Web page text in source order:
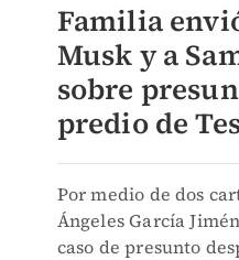
Familia
Musk y a
sobre
predio de
Por medio de dos
Ángeles García
caso de presunto